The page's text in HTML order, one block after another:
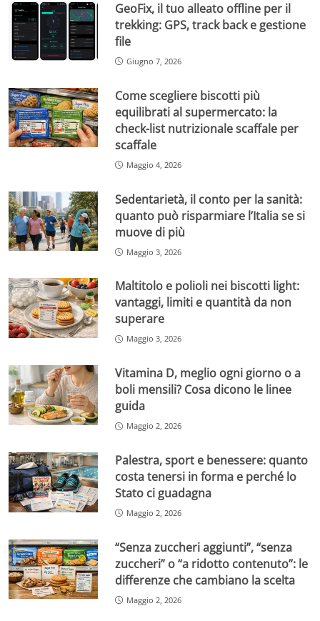
GeoFix, il tuo alleato offline per il
trekking: GPS, track back e gestione
file
Giugno 7, 2026
Come scegliere biscotti più
equilibrati al supermercato: la
check-list nutrizionale scaffale per
scaffale
Maggio 4, 2026
Sedentarietà, il conto per la sanità:
quanto può risparmiare l’Italia se si
muove di più
Maggio 3, 2026
Maltitolo e polioli nei biscotti light:
vantaggi, limiti e quantità da non
superare
Maggio 3, 2026
Vitamina D, meglio ogni giorno o a
boli mensili? Cosa dicono le linee
guida
Maggio 2, 2026
Palestra, sport e benessere: quanto
costa tenersi in forma e perché lo
Stato ci guadagna
Maggio 2, 2026
“Senza zuccheri aggiunti”, “senza
zuccheri” o “a ridotto contenuto”: le
differenze che cambiano la scelta
Maggio 2, 2026